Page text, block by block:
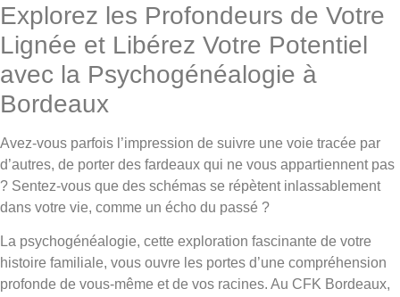
Explorez les Profondeurs de Votre
Lignée et Libérez Votre Potentiel
avec la Psychogénéalogie à
Bordeaux
Avez-vous parfois l’impression de suivre une voie tracée par
d’autres, de porter des fardeaux qui ne vous appartiennent pas
? Sentez-vous que des schémas se répètent inlassablement
dans votre vie, comme un écho du passé ?
La psychogénéalogie, cette exploration fascinante de votre
histoire familiale, vous ouvre les portes d’une compréhension
profonde de vous-même et de vos racines. Au CFK Bordeaux,